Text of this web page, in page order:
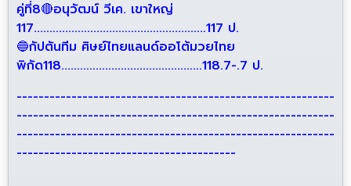
คู่ที่8🔴อนุวัฒน์ วีเค. เขาใหญ่
117.......................................................117 ป.
🔵กัปตันทีม ศิษย์ไทยแลนด์ออโต้มวยไทย
พิกัด118.............................................118.7-.7 ป.
----------------------------------------------------------
----------------------------------------------------------
----------------------------------------------------------
----------------------------------------